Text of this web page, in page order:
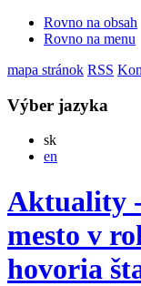
Rovno na obsah
Rovno na menu
mapa stránok RSS
Výber jazyka
skSlovensky
en
Aktuality -
mesto v
hovoria